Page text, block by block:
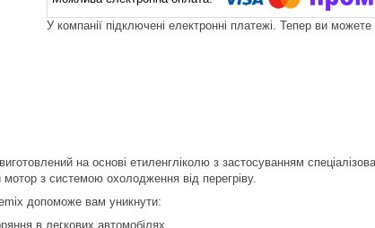
У компанії підключені електронні платежі. Тепер ви
виготовлений на основі етиленгліколю з застосуванням
мотор з системою охолодження від перегріву.
допоможе вам уникнути:
в легкових автомобілях